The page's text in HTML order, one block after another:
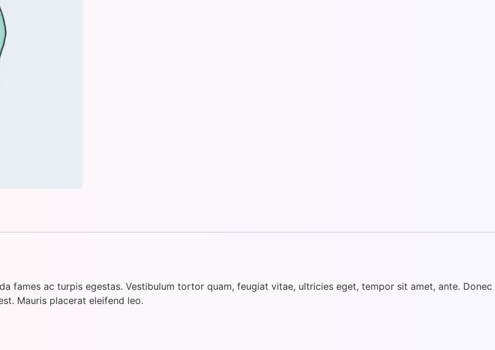
fames ac turpis egestas. Vestibulum tortor quam, feugiat vitae, ultricies eget, tempor sit amet, ante. Donec
Mauris placerat eleifend leo.